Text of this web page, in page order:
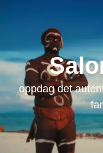
oppdag det